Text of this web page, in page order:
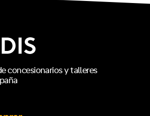
concesionarios y talleres